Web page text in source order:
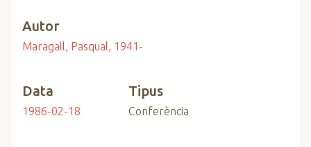
Autor
Maragall, Pasqual, 1941-
Data
1986-02-18
Tipus
Conferència